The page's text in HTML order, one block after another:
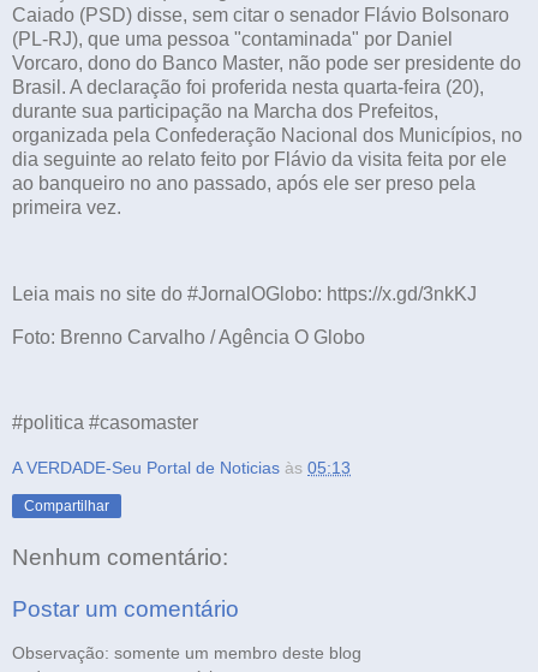
Caiado (PSD) disse, sem citar o senador Flávio Bolsonaro
(PL-RJ), que uma pessoa "contaminada" por Daniel
Vorcaro, dono do Banco Master, não pode ser presidente do
Brasil. A declaração foi proferida nesta quarta-feira (20),
durante sua participação na Marcha dos Prefeitos,
organizada pela Confederação Nacional dos Municípios, no
dia seguinte ao relato feito por Flávio da visita feita por ele
ao banqueiro no ano passado, após ele ser preso pela
primeira vez.
Leia mais no site do #JornalOGlobo: https://x.gd/3nkKJ
Foto: Brenno Carvalho / Agência O Globo
#politica #casomaster
A VERDADE-Seu Portal de Noticias às 05:13
Compartilhar
Nenhum comentário:
Postar um comentário
Observação: somente um membro deste blog